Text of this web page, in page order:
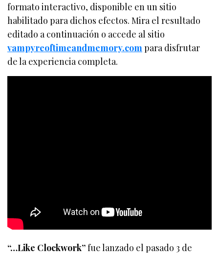
formato interactivo, disponible en un sitio
habilitado para dichos efectos. Mira el resultado
editado a continuación o accede al sitio
vampyreoftimeandmemory.compara disfrutar
de la experiencia completa.
“…Like Clockwork”fue lanzado el pasado 3 de